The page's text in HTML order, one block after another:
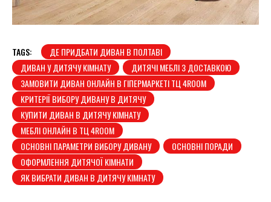
TAGS:
ДЕ ПРИДБАТИ ДИВАН В ПОЛТАВІ
ДИВАН У ДИТЯЧУ КІМНАТУ
ДИТЯЧІ МЕБЛІ З ДОСТАВКОЮ
ЗАМОВИТИ ДИВАН ОНЛАЙН В ГІПЕРМАРКЕТІ ТЦ 4ROOM
КРИТЕРІЇ ВИБОРУ ДИВАНУ В ДИТЯЧУ
КУПИТИ ДИВАН В ДИТЯЧУ КІМНАТУ
МЕБЛІ ОНЛАЙН В ТЦ 4ROOM
ОСНОВНІ ПАРАМЕТРИ ВИБОРУ ДИВАНУ
ОСНОВНІ ПОРАДИ
ОФОРМЛЕННЯ ДИТЯЧОЇ КІМНАТИ
ЯК ВИБРАТИ ДИВАН В ДИТЯЧУ КІМНАТУ